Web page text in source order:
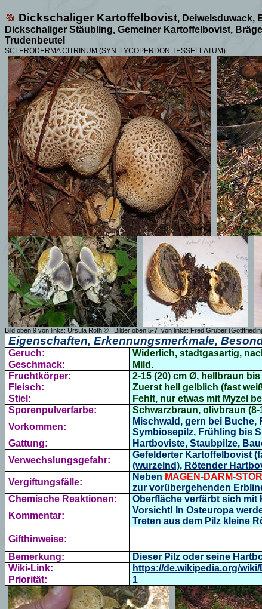
Dickschaliger Kartoffelbovist, Deiwelsduwack,
Dickschaliger Stäubling, Gemeiner Kartoffelbovist,
Trudenbeutel
SCLERODERMA CITRINUM (SYN. LYCOPERDON TESSELLATUM)
Bild oben 9 von links: Ursula Roth © Bilder oben 5-7 von links: Fred Gruber
Eigenschaften, Erkennungsmerkmale,
Geruch:
Widerlich, stadtgasartig,
Geschmack:
Mild.
Fruchtkörper:
2-15 (20) cm Ø, hellbraun
Fleisch:
Zuerst hell gelblich (fast
Stiel:
Fehlt, nur etwas mit Myzel
Sporenpulverfarbe:
Schwarzbraun, olivbraun (8-
Vorkommen:
Mischwald, gern bei
Symbiosepilz, Frühling bis
Gattung:
Hartboviste, Staubpilze,
Verwechslungsgefahr:
Gefelderter Kartoffelbovist
(wurzelnd), Rötender
Vergiftungsfälle:
Neben MAGEN-DARM-
zur vorübergehenden
Chemische Reaktionen:
Oberfläche verfärbt sich mit
Kommentar:
Vorsicht! In Osteuropa
Treten aus dem Pilz kleine
Gifthinweise:
Bemerkung:
Dieser Pilz oder seine
Wiki-Link:
https://de.wikipedia.org/
Priorität:
1